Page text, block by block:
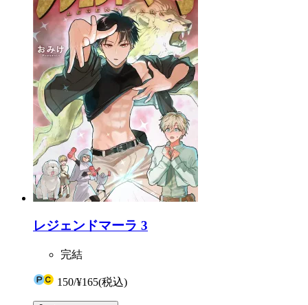
レジェンドマーラ 3
完結
150/¥165(税込)